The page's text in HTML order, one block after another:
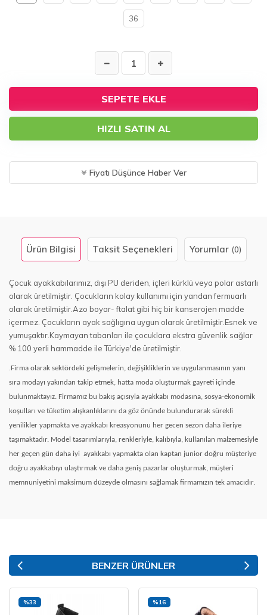
36
SEPETE EKLE
HIZLI SATIN AL
Fiyatı Düşünce Haber Ver
Ürün Bilgisi Taksit Seçenekleri Yorumlar (0)
Çocuk ayakkabılarımız, dışı PU deriden, içleri kürklü veya polar astarlı
olarak üretilmiştir. Çocukların kolay kullanımı için yandan fermuarlı
olarak üretilmiştir.Azo boyar- ftalat gibi hiç bir kanserojen madde
içermez. Çocukların ayak sağlıgına uygun olarak üretilmiştir.Esnek ve
yumuşaktır.Kaymayan tabanları ile çocuklara ekstra güvenlik sağlar
% 100 yerli hammadde ile Türkiye'de üretilmiştir.
Firma olarak sektördeki gelişmelerin, değişikliklerin ve uygulanmasının yanı
sıra modayı yakından takip etmek, hatta moda oluşturmak gayreti içinde
bulunmaktayız. Firmamız bu bakış açısıyla ayakkabı modasına, sosya-ekonomik
koşulları ve tüketim alışkanlıklarını da göz önünde bulundurarak sürekli
yenilikler yapmakta ve ayakkabı kreasyonunu her gecen sezon daha ileriye
taşımaktadır. Model tasarımlarıyla, renkleriyle, kalıbıyla, kullanılan malzemesiyle
her geçen gün daha iyi ayakkabı yapmakta olan kaptan junior doğru müşteriye
doğru ayakkabıyı ulaştırmak ve daha geniş pazarlar oluşturmak, müşteri
memnuniyetini maksimum düzeyde olmasını sağlamak firmamızın tek amacıdır.
BENZER ÜRÜNLER
%33 %16